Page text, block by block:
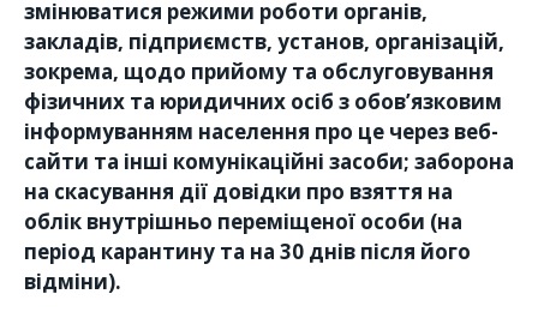
змінюватися режими роботи органів,
закладів, підприємств, установ, організацій,
зокрема, щодо прийому та обслуговування
фізичних та юридичних осіб з обов’язковим
інформуванням населення про це через веб-
сайти та інші комунікаційні засоби; заборона
на скасування дії довідки про взяття на
облік внутрішньо переміщеної особи (на
період карантину та на 30 днів після його
відміни).